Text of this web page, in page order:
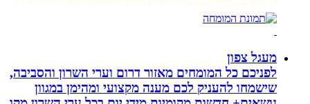
מעגל צפון
לפניכם כל המומחים מאזור דרום וערי השרון והסביבה,
שישמחו להעניק לכם מענה מקצועי ומהימן במגוון